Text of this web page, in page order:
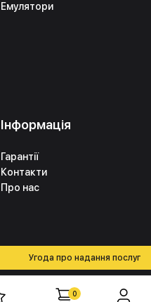
Емулятори
Інформація
Гарантії
Контакти
Про нас
Угода про надання послуг
0